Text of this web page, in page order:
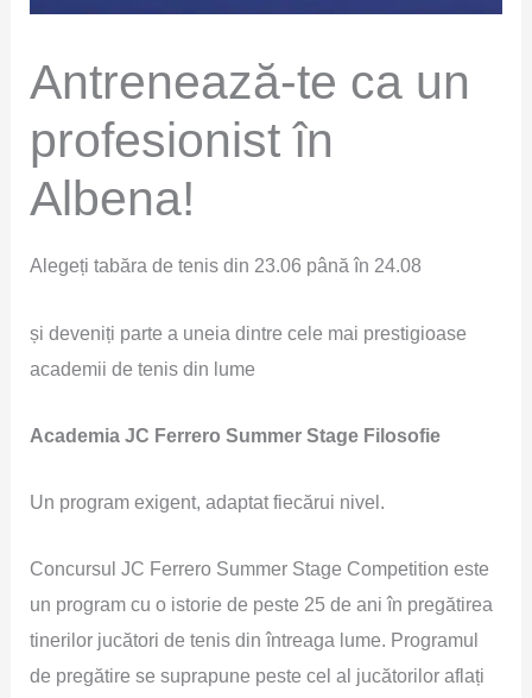
Antrenează-te ca un
profesionist în
Albena!
Alegeți tabăra de tenis din 23.06 până în 24.08
și deveniți parte a uneia dintre cele mai prestigioase
academii de tenis din lume
Academia JC Ferrero Summer Stage Filosofie
Un program exigent, adaptat fiecărui nivel.
Concursul JC Ferrero Summer Stage Competition este
un program cu o istorie de peste 25 de ani în pregătirea
tinerilor jucători de tenis din întreaga lume. Programul
de pregătire se suprapune peste cel al jucătorilor aflați